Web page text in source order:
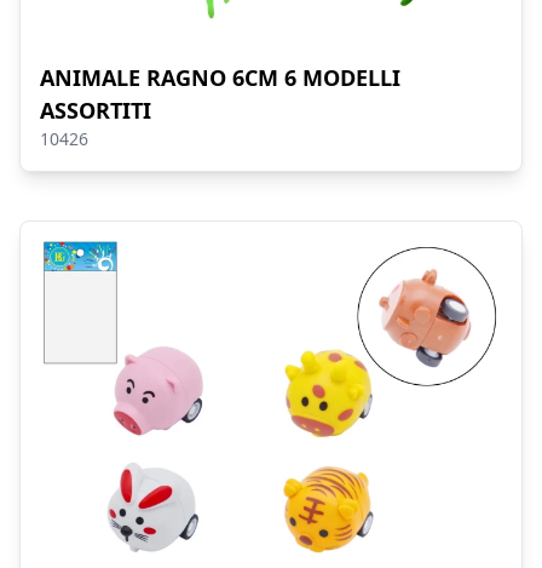
ANIMALE RAGNO 6CM 6 MODELLI
ASSORTITI
10426